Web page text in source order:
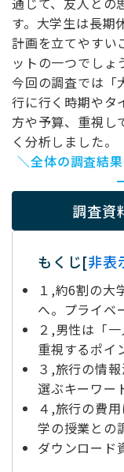
す。大学生は長期
計画を立てやすい
ットの一つでしょ
今回の調査では「
行に行く時期やタ
方や予算、重視し
く分析しました。
＼全体の調査結
調査資
もくじ[非表
１,約6割の大
へ。プライベ
２,男性は「
重視するポイ
３,旅行の情
選ぶキーワー
４,旅行の費
学の授業との
ダウンロード